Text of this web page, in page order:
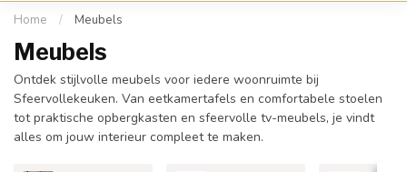
Home / Meubels
Meubels
Ontdek stijlvolle meubels voor iedere woonruimte bij
Sfeervollekeuken. Van eetkamertafels en comfortabele stoelen
tot praktische opbergkasten en sfeervolle tv-meubels, je vindt
alles om jouw interieur compleet te maken.